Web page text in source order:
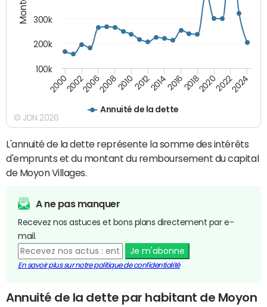
Annuité de la dette
200020022006200820102012201420162018202020222024
100k
200k
300k
© JDN 2026
L'annuité de la dette représente la somme des intérêts
d'emprunts et du montant du remboursement du capital
de Moyon Villages.
A ne pas manquer
Recevez nos astuces et bons plans directement par e-
mail.
Je m'abonne
En savoir plus sur notre politique de confidentialité
Annuité de la dette par habitant de Moyon